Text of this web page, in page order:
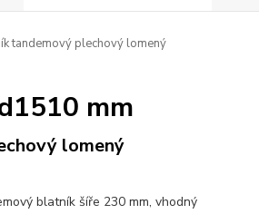
tandemový plechový lomený
mm
lomený
blatník šíře 230 mm, vhodný